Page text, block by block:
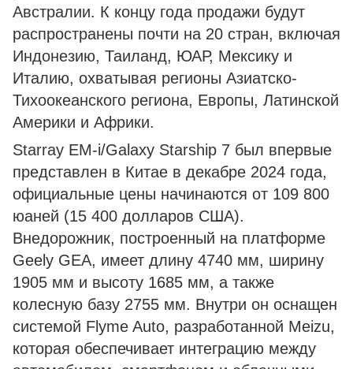
Австралии. К концу года продажи будут
распространены почти на 20 стран, включая
Индонезию, Таиланд, ЮАР, Мексику и
Италию, охватывая регионы Азиатско-
Тихоокеанского региона, Европы, Латинской
Америки и Африки.
Starray EM-i/Galaxy Starship 7 был впервые
представлен в Китае в декабре 2024 года,
официальные цены начинаются от 109 800
юаней (15 400 долларов США).
Внедорожник, построенный на платформе
Geely GEA, имеет длину 4740 мм, ширину
1905 мм и высоту 1685 мм, а также
колесную базу 2755 мм. Внутри он оснащен
системой Flyme Auto, разработанной Meizu,
которая обеспечивает интеграцию между